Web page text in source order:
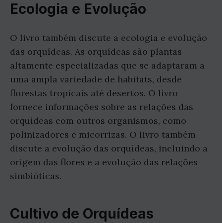
Ecologia e Evolução
O livro também discute a ecologia e evolução
das orquídeas. As orquídeas são plantas
altamente especializadas que se adaptaram a
uma ampla variedade de habitats, desde
florestas tropicais até desertos. O livro
fornece informações sobre as relações das
orquídeas com outros organismos, como
polinizadores e micorrizas. O livro também
discute a evolução das orquídeas, incluindo a
origem das flores e a evolução das relações
simbióticas.
Cultivo de Orquídeas